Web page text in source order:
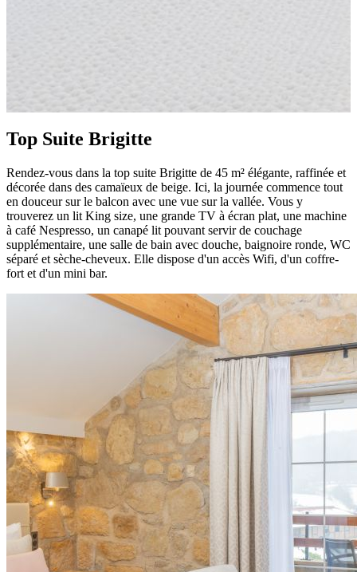
Top Suite Brigitte
Rendez-vous dans la top suite Brigitte de 45 m² élégante, raffinée et
décorée dans des camaïeux de beige. Ici, la journée commence tout
en douceur sur le balcon avec une vue sur la vallée. Vous y
trouverez un lit King size, une grande TV à écran plat, une machine
à café Nespresso, un canapé lit pouvant servir de couchage
supplémentaire, une salle de bain avec douche, baignoire ronde, WC
séparé et sèche-cheveux. Elle dispose d'un accès Wifi, d'un coffre-
fort et d'un mini bar.